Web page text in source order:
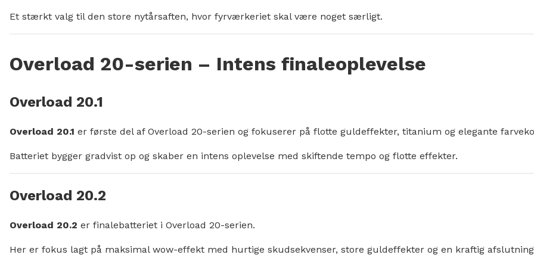
Et stærkt valg til den store nytårsaften, hvor fyrværkeriet skal være noget særligt.
Overload 20-serien – Intens finaleoplevelse
Overload 20.1
Overload 20.1 er første del af Overload 20-serien og fokuserer på flotte guldeffekter, titanium og elegante
Batteriet bygger gradvist op og skaber en intens oplevelse med skiftende tempo og flotte effekter.
Overload 20.2
Overload 20.2 er finalebatteriet i Overload 20-serien.
Her er fokus lagt på maksimal wow-effekt med hurtige skudsekvenser, store guldeffekter og en kraftig